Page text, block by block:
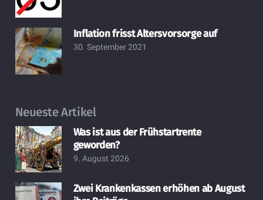
Inflation frisst Altersvorsorge auf
30. September 2021
Neueste Artikel
Was ist aus der Frühstartrente
geworden?
9. August 2026
Zwei Krankenkassen erhöhen ab August